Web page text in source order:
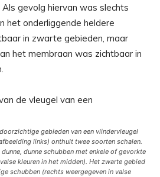
gevolg hiervan was slechts
het onderliggende heldere
in zwarte gebieden, maar
het membraan was zichtbaar in
gebieden van een vlindervleugel
links) onthult twee soorten schalen.
dunne schubben met enkele of gevorkte
kleuren in het midden). Het zwarte gebied
schubben (rechts weergegeven in valse